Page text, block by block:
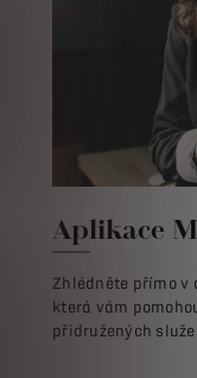
Aplikace
Zhlédněte přímo v
která vám
přidružených